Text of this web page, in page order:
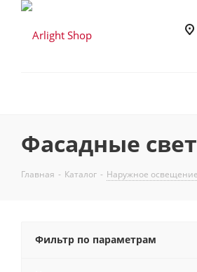
Фасадные
Главная - Каталог - Наружное
Фильтр по параметрам